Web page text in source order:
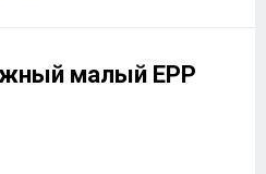
малый EPP